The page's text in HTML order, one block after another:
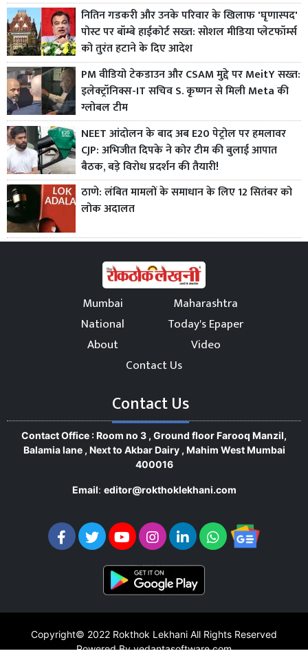
नितिन गडकरी और उनके परिवार के खिलाफ 'घृणास्पद'
पोस्ट पर बॉम्बे हाईकोर्ट सख्त: सोशल मीडिया प्लेटफॉर्म्स
को तुरंत हटाने के दिए आदेश
PM वीडियो टेकडाउन और CSAM मुद्दे पर MeitY सख्त:
इलेक्ट्रॉनिक्स-IT सचिव S. कृष्णन से मिली Meta की
ग्लोबल टीम
NEET आंदोलन के बाद अब E20 पेट्रोल पर हमलावर
CJP: अभिजीत दिपके ने कोर टीम की बुलाई आपात
बैठक, बड़े विरोध प्रदर्शन की तैयारी!
ठाणे: लंबित मामलों के समाधान के लिए 12 सितंबर को
लोक अदालत
Mumbai
Maharashtra
National
Today's Epaper
About
Video
Contact Us
Contact Us
Contact Office : Room no 3 , Ground floor Farooq Manzil,
Balamia lane , Next to Akbar Dairy , Mahim West Mumbai
400016
Email: editor@rokthoklekhani.com
Copyright© 2022 Rokthok Lekhani All Rights Reserved
Powered By vedantasoftware.com